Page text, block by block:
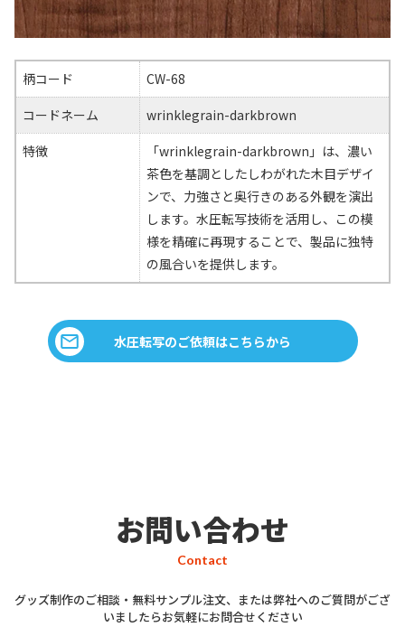
柄コード
CW-68
コードネーム
wrinklegrain-darkbrown
特徴
「wrinklegrain-darkbrown」は、濃い
茶色を基調としたしわがれた木目デザイ
ンで、力強さと奥行きのある外観を演出
します。水圧転写技術を活用し、この模
様を精確に再現することで、製品に独特
の風合いを提供します。
水圧転写のご依頼はこちらから
お問い合わせ
Contact
グッズ制作のご相談・無料サンプル注文、または弊社へのご質問がござ
いましたらお気軽にお問合せください